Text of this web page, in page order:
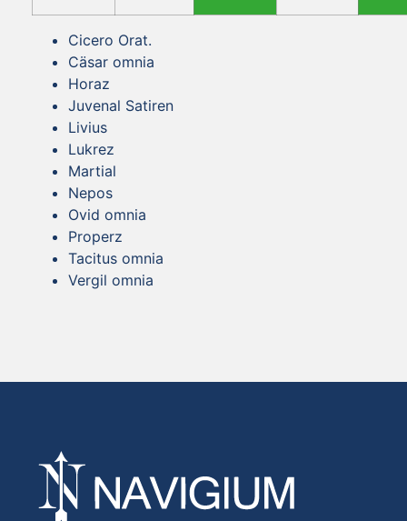
Cicero Orat.
Cäsar omnia
Horaz
Juvenal Satiren
Livius
Lukrez
Martial
Nepos
Ovid omnia
Properz
Tacitus omnia
Vergil omnia